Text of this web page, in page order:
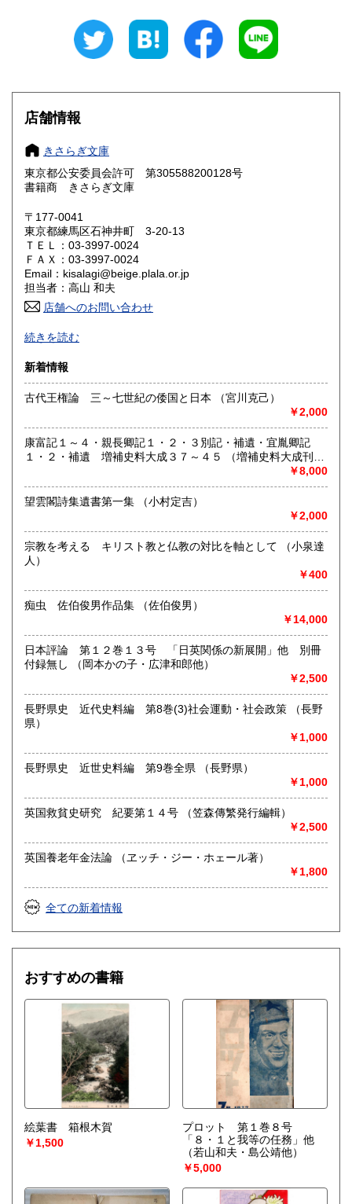
600円 三重県
大阪府
奈良県
鳥取県 600円 島根県
岡山県
山口県 600円
香川県 600円
高知県 600円
佐賀県
熊本県 600円 大分県 600円
600円
沖縄県 600円
店舗情報
きさらぎ文庫
東京都公安委員会許可 第305588200128号
書籍商 きさらぎ文庫
〒177-0041
東京都練馬区石神井町 3-20-13
ＴＥＬ：03-3997-0024
ＦＡＸ：03-3997-0024
Email：kisalagi@beige.plala.or.jp
担当者：高山 和夫
店舗へのお問い合わせ
日本史・近現代史・人文社会科学全般の古書目録発行（休刊
中）。不在がちですのでご来店の場合は事前にご連絡くださ
沿線名：西武池袋線
最寄駅：石神井公園駅すぐ
定休日：水曜日
書籍の買取について
-
-
続きを読む
新着情報
古代王権論 三～七世紀の倭国と日本 （宮川克己）
￥2,000
康富記１～４・親長卿記１・２・３別記・補遺・宜胤卿記
１・２・補遺 増補史料大成３７～４５ （増補史料大成刊行
￥8,000
望雲閣詩集遺書第一集 （小村定吉）
￥2,000
宗教を考える キリスト教と仏教の対比を軸として （小泉達
人）
￥400
痴虫 佐伯俊男作品集 （佐伯俊男）
￥14,000
日本評論 第１２巻１３号 「日英関係の新展開」他 別冊
付録無し （岡本かの子・広津和郎他）
￥2,500
長野県史 近代史料編 第8巻(3)社会運動・社会政策 （長野
県）
￥1,000
長野県史 近世史料編 第9巻全県 （長野県）
￥1,000
英国救貧史研究 紀要第１４号 （笠森傳繁発行編輯）
￥2,500
英国養老年金法論 （ヱッチ・ジー・ホェール著）
￥1,800
全ての新着情報
おすすめの書籍
絵葉書 箱根木賀
￥1,500
プロット 第１巻８号
「８・１と我等の任務」他
（若山和夫・島公靖他）
￥5,000